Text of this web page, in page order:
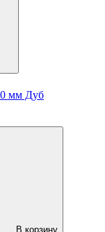
мм Дуб
В корзину